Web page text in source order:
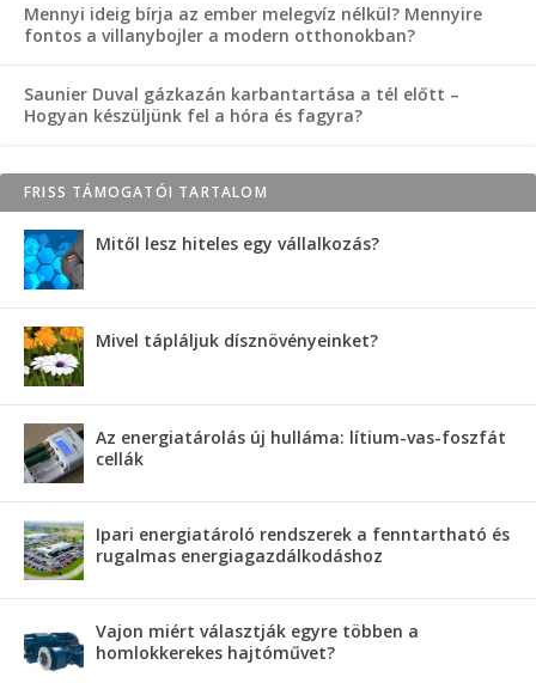
Mennyi ideig bírja az ember melegvíz nélkül? Mennyire
fontos a villanybojler a modern otthonokban?
Saunier Duval gázkazán karbantartása a tél előtt –
Hogyan készüljünk fel a hóra és fagyra?
FRISS TÁMOGATÓI TARTALOM
Mitől lesz hiteles egy vállalkozás?
Mivel tápláljuk dísznövényeinket?
Az energiatárolás új hulláma: lítium-vas-foszfát
cellák
Ipari energiatároló rendszerek a fenntartható és
rugalmas energiagazdálkodáshoz
Vajon miért választják egyre többen a
homlokkerekes hajtóművet?